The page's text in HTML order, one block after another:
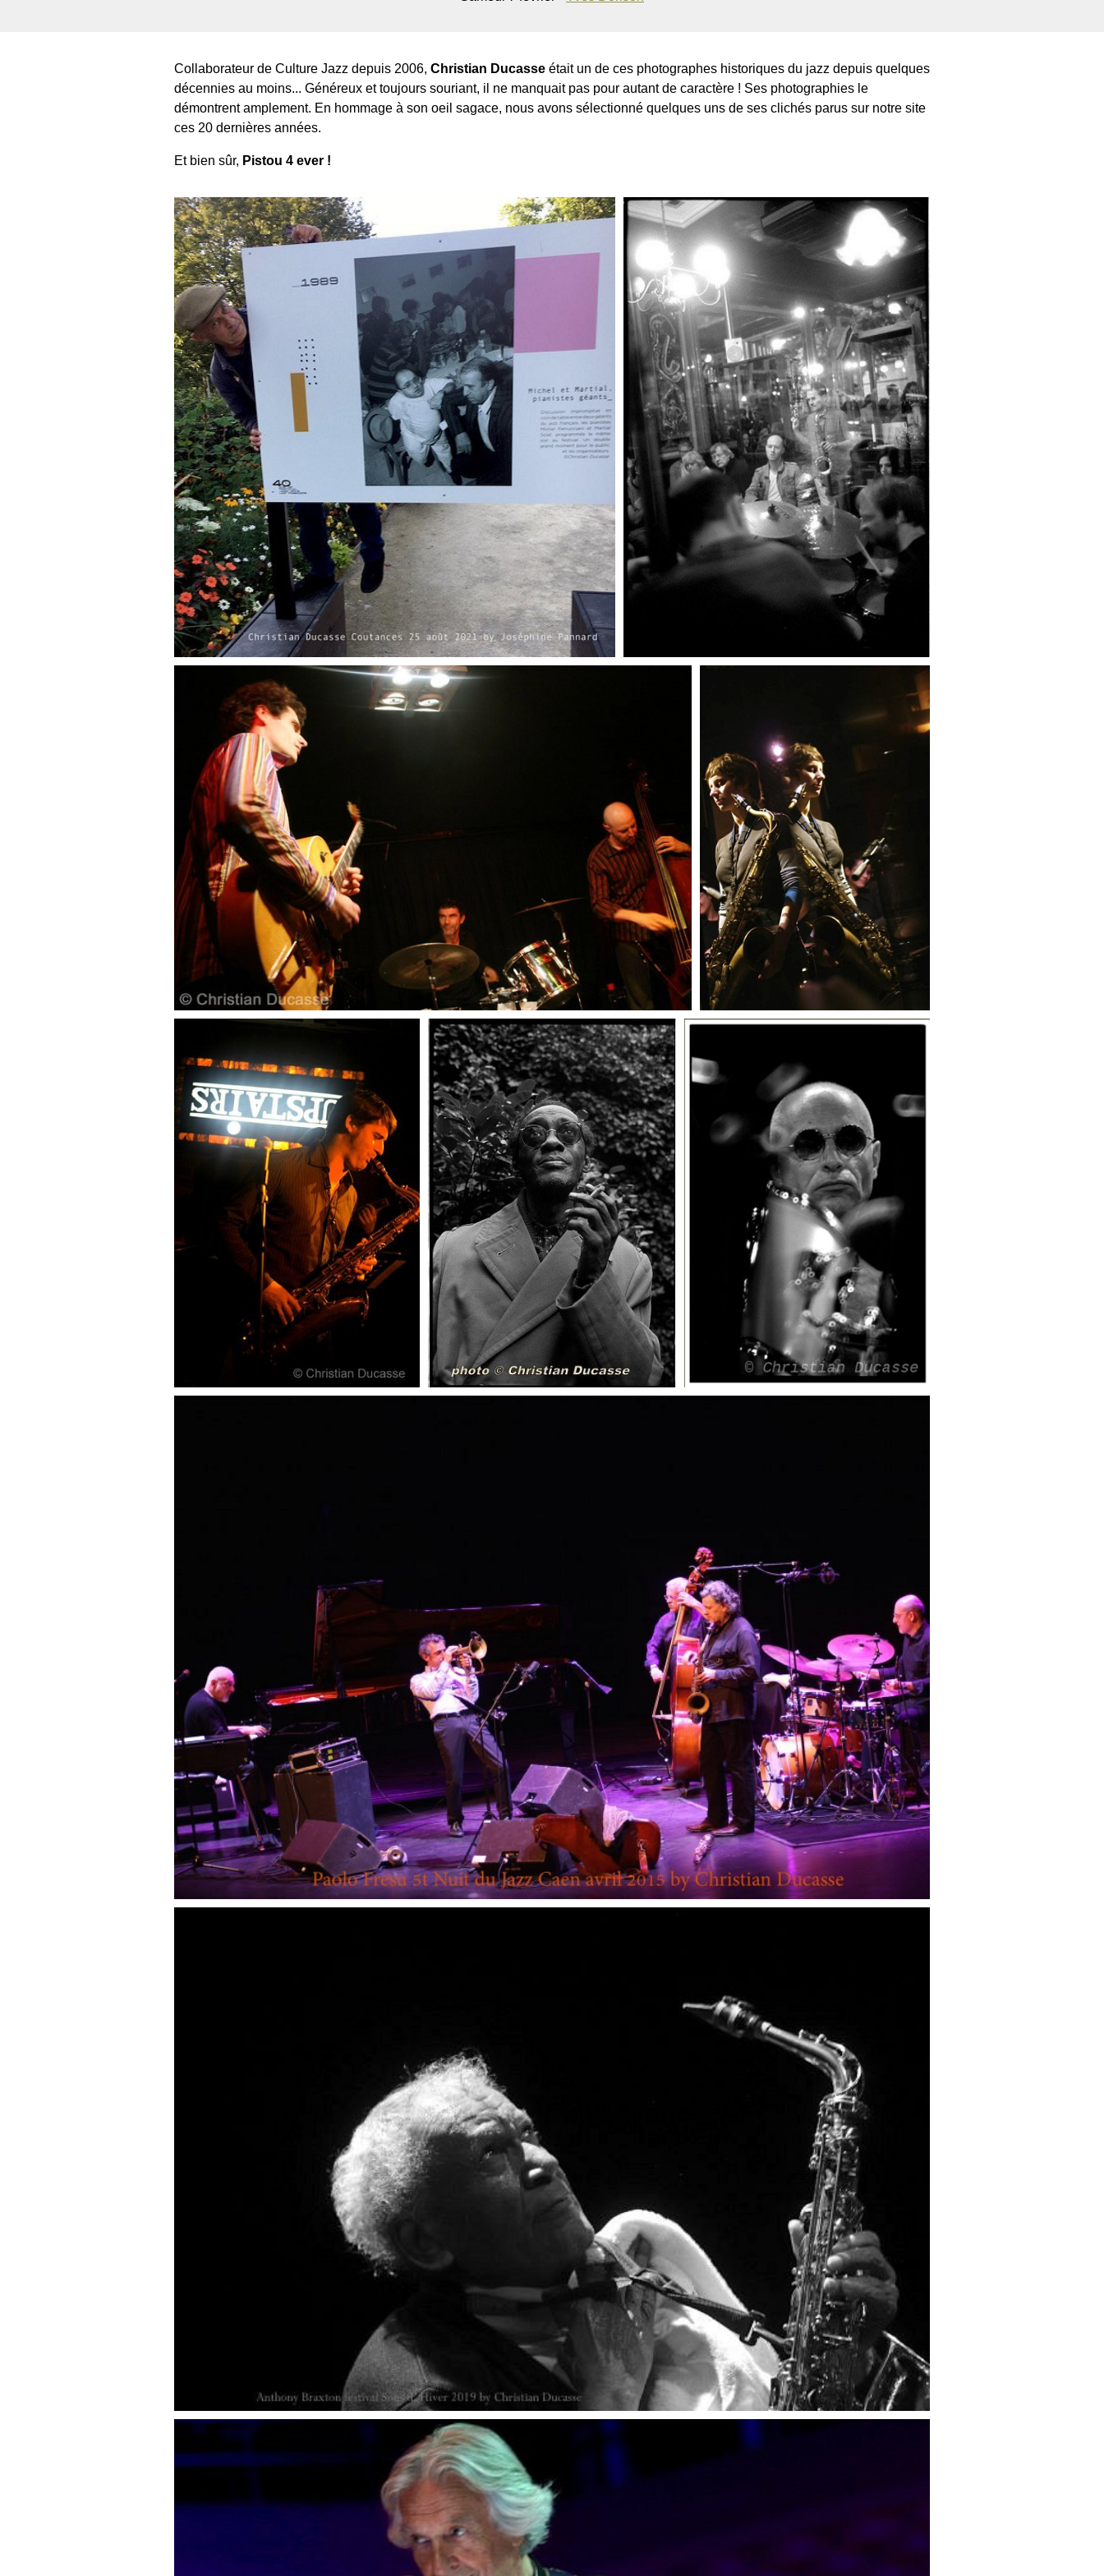
Collaborateur de Culture Jazz depuis 2006, Christian Ducasse était un de ces photographes historiques du jazz depuis quelques
décennies au moins... Généreux et toujours souriant, il ne manquait pas pour autant de caractère ! Ses photographies le
démontrent amplement. En hommage à son oeil sagace, nous avons sélectionné quelques uns de ses clichés parus sur notre site
ces 20 dernières années.
Et bien sûr, Pistou 4 ever !